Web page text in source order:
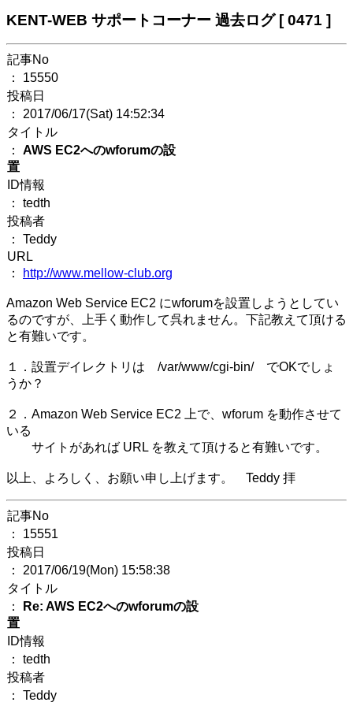
KENT-WEB サポートコーナー 過去ログ [ 0471 ]
記事No
： 15550
投稿日
： 2017/06/17(Sat) 14:52:34
タイトル
： AWS EC2へのwforumの設
置
ID情報
： tedth
投稿者
： Teddy
URL
：
http://www.mellow-club.org
Amazon Web Service EC2 にwforumを設置しようとしてい
るのですが、上手く動作して呉れません。下記教えて頂ける
と有難いです。
１．設置デイレクトリは /var/www/cgi-bin/ でOKでしょ
うか？
２．Amazon Web Service EC2 上で、wforum を動作させて
いる
サイトがあれば URL を教えて頂けると有難いです。
以上、よろしく、お願い申し上げます。 Teddy 拝
記事No
： 15551
投稿日
： 2017/06/19(Mon) 15:58:38
タイトル
：
Re: AWS EC2へのwforumの設
置
ID情報
： tedth
投稿者
： Teddy